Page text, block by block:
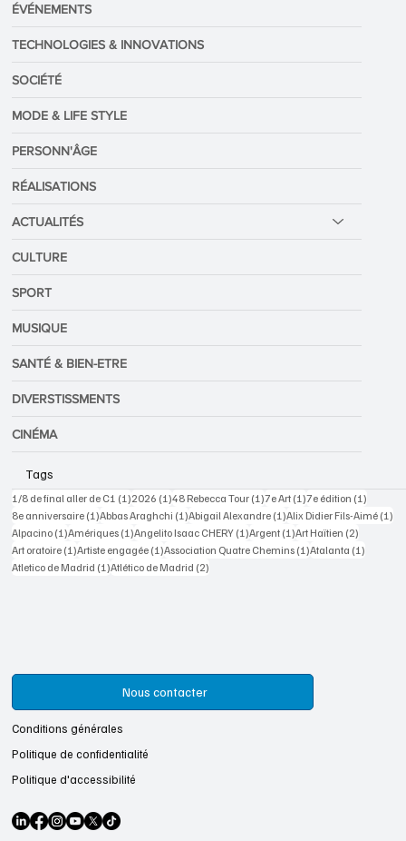
ÉVÉNEMENTS
TECHNOLOGIES & INNOVATIONS
SOCIÉTÉ
MODE & LIFE STYLE
PERSONN'ÂGE
RÉALISATIONS
ACTUALITÉS
CULTURE
SPORT
MUSIQUE
SANTÉ & BIEN-ETRE
DIVERSTISSMENTS
CINÉMA
Tags
1/8 de final aller de C1 (1)1 post
2026 (1)1 post
48 Rebecca Tour (1)1 post
7e Art (1)1 post
7e édition (1)
8e anniversaire (1)1 post
Abbas Araghchi (1)1 post
Abigail Alexandre (1)1 post
Alix Didier Fils-Aimé (1)
Alpacino (1)1 post
Amériques (1)1 post
Angelito Isaac CHERY (1)1 post
Argent (1)1 post
Art Haïtien (2)
Art oratoire (1)1 post
Artiste engagée (1)1 post
Association Quatre Chemins (1)1 post
Atalanta (1)
Atletico de Madrid (1)1 post
Atlético de Madrid (2)
Nous contacter
Conditions générales
Politique de confidentialité
Politique d'accessibilité